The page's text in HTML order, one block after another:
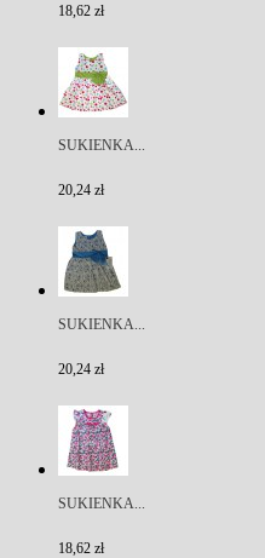
18,62 zł
SUKIENKA...
20,24 zł
SUKIENKA...
20,24 zł
SUKIENKA...
18,62 zł